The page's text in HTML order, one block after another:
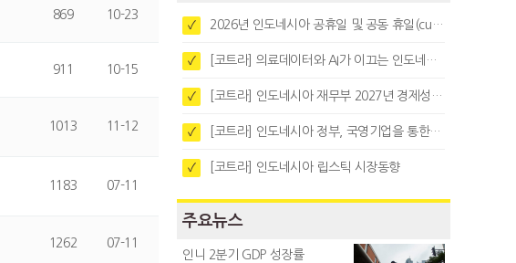
869 10-23
911 10-15
1013 11-12
1183 07-11
1262 07-11
✓ 2026년 인도네시아 공휴일 및 공동 휴일(cuti bersama)
✓ [코트라] 의료데이터와 AI가 이끄는 인도네시아 디지털 헬스케어 시장 트렌드
✓ [코트라] 인도네시아 재무부 2027년 경제성장 전망 및 목표 발표
✓ [코트라] 인도네시아 정부, 국영기업을 통한 석탄·팜유·합금철 수출 중앙집중화 추진
✓ [코트라] 인도네시아 립스틱 시장동향
주요뉴스
인니 2분기 GDP 성장률